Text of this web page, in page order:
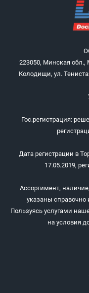
223050, Минская
Колодищи, ул.
Гос.регистрация:
Дата регистрации в
17.05.2019,
Ассортимент,
указаны справочно
Пользуясь услугами
на условия